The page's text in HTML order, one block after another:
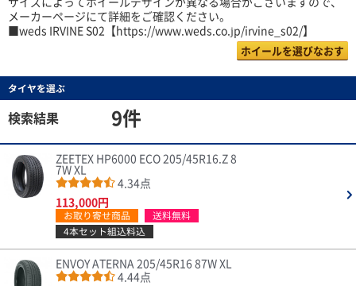
メーカーページにて詳細をご確認ください。
■weds IRVINE S02【https://www.weds.co.jp/irvine_s02/】
ホイールを選びなおす
タイヤを選ぶ
検索結果 9件
ZEETEX HP6000 ECO 205/45R16.Z 8
7W XL
4.34点
113,000円
お取り寄せ商品
送料無料
4本セット組込料込
ENVOY ATERNA 205/45R16 87W XL
4.44点